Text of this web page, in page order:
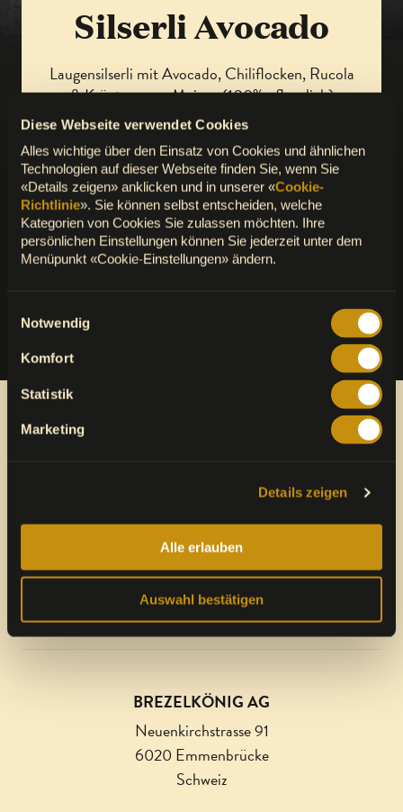
Diese Webseite verwendet Cookies
Alles wichtige über den Einsatz von Cookies und ähnlichen
Technologien auf dieser Webseite finden Sie, wenn Sie
«Details zeigen» anklicken und in unserer «Cookie-
Richtlinie». Sie können selbst entscheiden, welche
Kategorien von Cookies Sie zulassen möchten. Ihre
persönlichen Einstellungen können Sie jederzeit unter dem
Menüpunkt «Cookie-Einstellungen» ändern.
Einwilligungsauswahl
Notwendig
Komfort
Statistik
Marketing
Details zeigen
Alle erlauben
Auswahl bestätigen
Silserli Avocado
Laugensilserli mit Avocado, Chiliflocken, Rucola
& Kräutersauce Maison (100% pflanzlich)
INFORMATIONEN ZU ALLERGENEN
NÄHRWERTE PRO 100G
Eine Marke von
VALORA INTEGRITY LINE
BREZELKÖNIG AG
Neuenkirchstrasse 91
6020 Emmenbrücke
Schweiz